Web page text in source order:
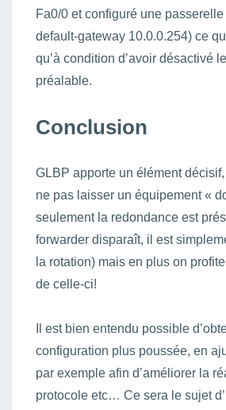
Fa0/0 et configuré une
default-gateway 10.0.0.254) ce
qu’à condition d’avoir désactivé
préalable.
Conclusion
GLBP apporte un élément
ne pas laisser un équipement «
seulement la redondance est
forwarder disparaît, il est
la rotation) mais en plus on
de celle-ci!
Il est bien entendu possible
configuration plus poussée, en
par exemple afin d’améliorer la
protocole etc… Ce sera le sujet